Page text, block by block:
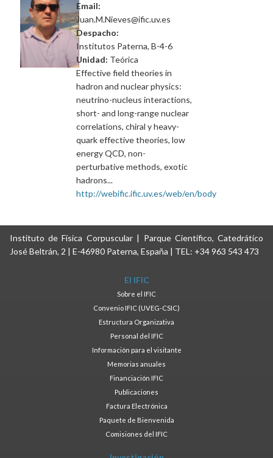
Email:
Juan.M.Nieves@ific.uv.es
Despacho:
Institutos Paterna, B-4-6
Unidad: Teórica
Effective field theories in
hadron and nuclear physics:
neutrino-nucleus interactions,
short- and long-range nuclear
correlations, chiral y heavy-
quark effective theories, low
energy QCD, non-
perturbative methods, exotic
hadrons...
http://webific.ific.uv.es/web/en/body
Instituto de Física Corpuscular | Parque Científico, Catedrático
José Beltrán, 2 | E-46980 Paterna, España | TEL: +34 963 543 473
El IFIC
Sobre el IFIC
Convenio IFIC (UVEG-CSIC)
Estructura Organizativa
Personal del IFIC
Información para el visitante
Memorias anuales
Financiación IFIC
Publicaciones
Factura Electrónica
Paquete de Bienvenida
Comisiones del IFIC